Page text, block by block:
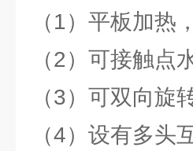
（1）平板加热
（2）可接触点
（3）可双向旋
（4）设有多头